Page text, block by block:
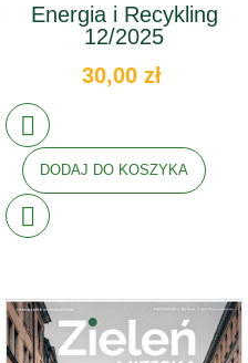
Energia i Recykling
12/2025
30,00 zł
DODAJ DO KOSZYKA